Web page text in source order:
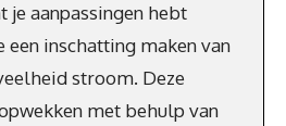
je aanpassingen hebt
een inschatting maken van
stroom. Deze
met behulp van